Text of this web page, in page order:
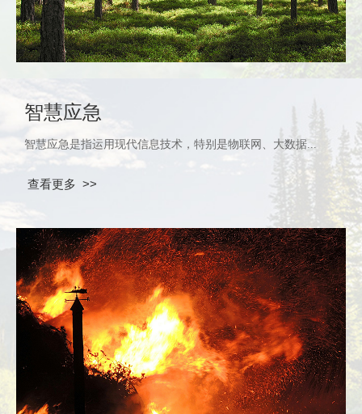
智慧应急
智慧应急是指运用现代信息技术，特别是物联网、大数据...
查看更多 >>